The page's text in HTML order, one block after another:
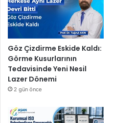
Göz Çizdirme Eskide Kaldı:
Görme Kusurlarının
Tedavisinde Yeni Nesil
Lazer Dönemi
2 gün önce